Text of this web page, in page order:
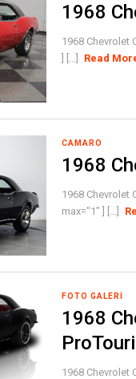
1968
1968 Chevrolet
] [...]
Read
CAMARO
1968
1968 Chevrolet
max="1" ] [...]
FOTO GALERI
1968
1968 Chevrolet